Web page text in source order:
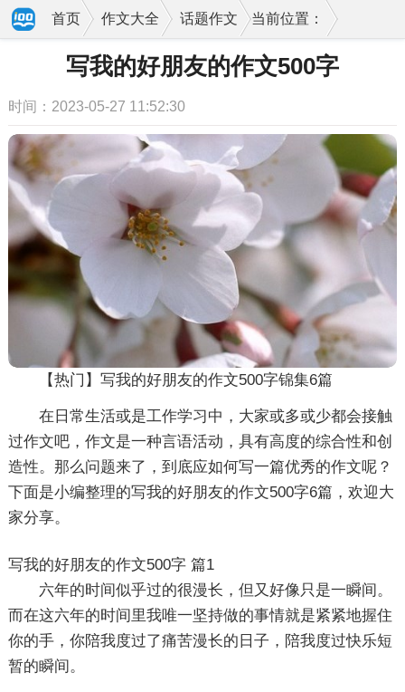
当前位置：
首页 作文大全 话题作文
写我的好朋友的作文500字
时间：2023-05-27 11:52:30
【热门】写我的好朋友的作文500字锦集6篇
在日常生活或是工作学习中，大家或多或少都会接触
过作文吧，作文是一种言语活动，具有高度的综合性和创
造性。那么问题来了，到底应如何写一篇优秀的作文呢？
下面是小编整理的写我的好朋友的作文500字6篇，欢迎大
家分享。
写我的好朋友的作文500字 篇1
六年的时间似乎过的很漫长，但又好像只是一瞬间。
而在这六年的时间里我唯一坚持做的事情就是紧紧地握住
你的手，你陪我度过了痛苦漫长的日子，陪我度过快乐短
暂的瞬间。